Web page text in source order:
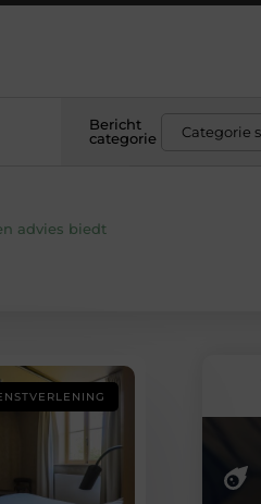
Bericht
categorie
advies biedt